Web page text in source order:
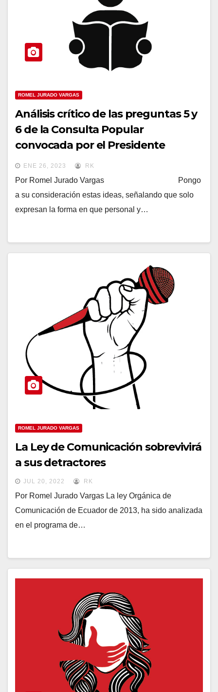
ROMEL JURADO VARGAS
Análisis crítico de las preguntas 5 y
6 de la Consulta Popular
convocada por el Presidente
Guillermo Lasso para el 5 de febrero
de 2023.
ENE 26, 2023 RK
Por Romel Jurado Vargas Pongo
a su consideración estas ideas, señalando que solo
expresan la forma en que personal y…
ROMEL JURADO VARGAS
La Ley de Comunicación sobrevivirá
a sus detractores
JUL 20, 2022 RK
Por Romel Jurado Vargas La ley Orgánica de
Comunicación de Ecuador de 2013, ha sido analizada
en el programa de…